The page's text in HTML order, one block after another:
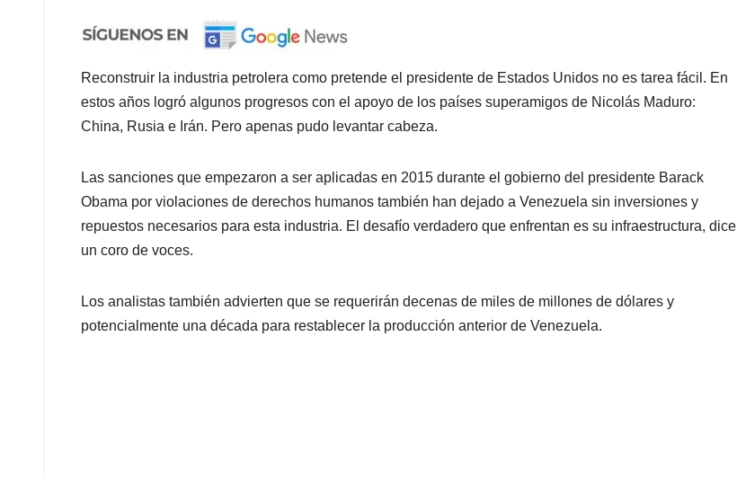
Reconstruir la industria petrolera como pretende el presidente de Estados Unidos no es tarea fácil. En
estos años logró algunos progresos con el apoyo de los países superamigos de Nicolás Maduro:
China, Rusia e Irán. Pero apenas pudo levantar cabeza.
Las sanciones que empezaron a ser aplicadas en 2015 durante el gobierno del presidente Barack
Obama por violaciones de derechos humanos también han dejado a Venezuela sin inversiones y
repuestos necesarios para esta industria. El desafío verdadero que enfrentan es su infraestructura, dice
un coro de voces.
Los analistas también advierten que se requerirán decenas de miles de millones de dólares y
potencialmente una década para restablecer la producción anterior de Venezuela.